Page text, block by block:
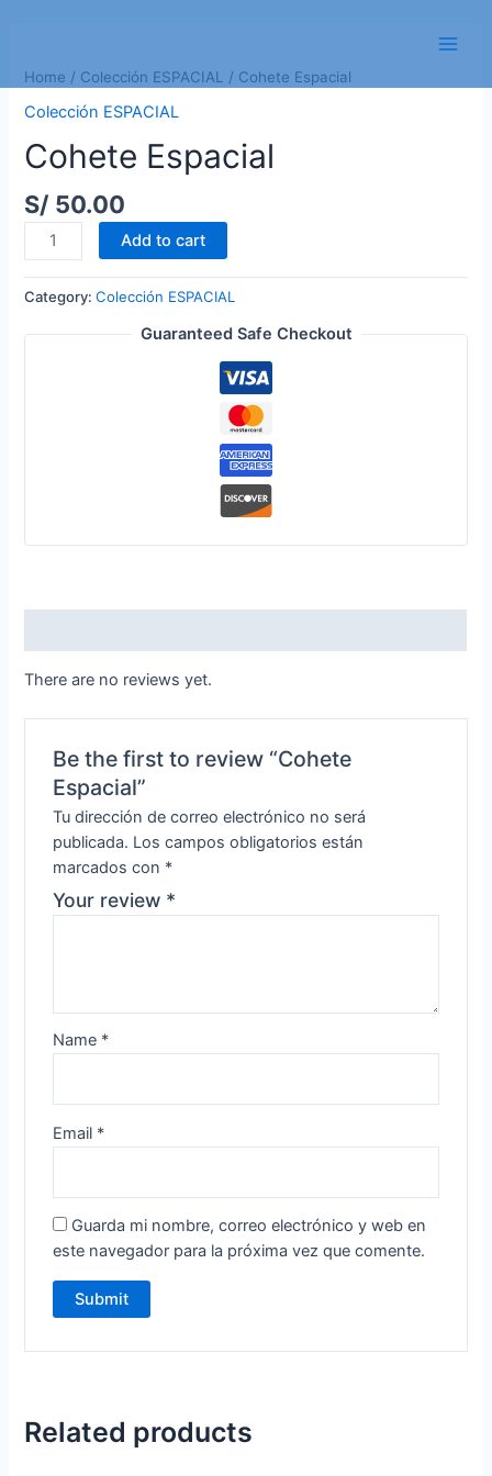
Home / Colección ESPACIAL / Cohete Espacial
Colección ESPACIAL
Cohete Espacial
S/ 50.00
Cohete
Espacial
quantity
Add to cart
Category:Colección ESPACIAL
Guaranteed Safe Checkout
There are no reviews yet.
Be the first to review “Cohete
Espacial”
Tu dirección de correo electrónico no será
publicada. Los campos obligatorios están
marcados con *
Your review *
Name *
Email *
Guarda mi nombre, correo electrónico y web en
este navegador para la próxima vez que comente.
Related products